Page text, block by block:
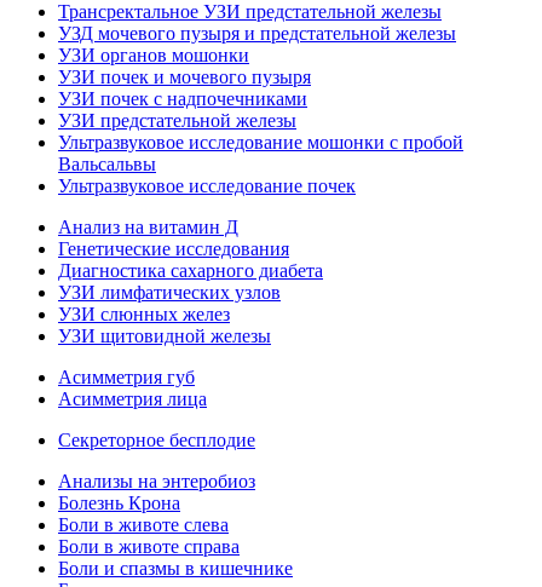
Трансректальное УЗИ предстательной железы
УЗД мочевого пузыря и предстательной железы
УЗИ органов мошонки
УЗИ почек и мочевого пузыря
УЗИ почек с надпочечниками
УЗИ предстательной железы
Ультразвуковое исследование мошонки с пробой
Вальсальвы
Ультразвуковое исследование почек
Анализ на витамин Д
Генетические исследования
Диагностика сахарного диабета
УЗИ лимфатических узлов
УЗИ слюнных желез
УЗИ щитовидной железы
Асимметрия губ
Асимметрия лица
Секреторное бесплодие
Анализы на энтеробиоз
Болезнь Крона
Боли в животе слева
Боли в животе справа
Боли и спазмы в кишечнике